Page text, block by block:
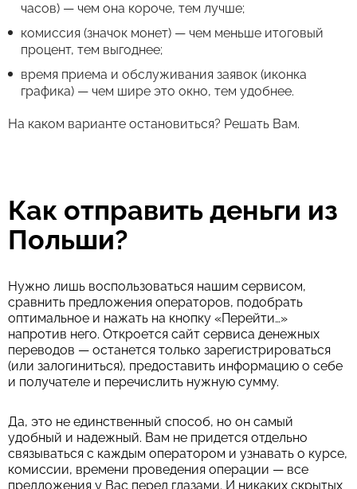
часов) — чем она короче, тем лучше;
комиссия (значок монет) — чем меньше итоговый
процент, тем выгоднее;
время приема и обслуживания заявок (иконка
графика) — чем шире это окно, тем удобнее.
На каком варианте остановиться? Решать Вам.
Как отправить деньги из
Польши?
Нужно лишь воспользоваться нашим сервисом,
сравнить предложения операторов, подобрать
оптимальное и нажать на кнопку «Перейти…»
напротив него. Откроется сайт сервиса денежных
переводов — останется только зарегистрироваться
(или залогиниться), предоставить информацию о себе
и получателе и перечислить нужную сумму.
Да, это не единственный способ, но он самый
удобный и надежный. Вам не придется отдельно
связываться с каждым оператором и узнавать о курсе,
комиссии, времени проведения операции — все
предложения у Вас перед глазами. И никаких скрытых